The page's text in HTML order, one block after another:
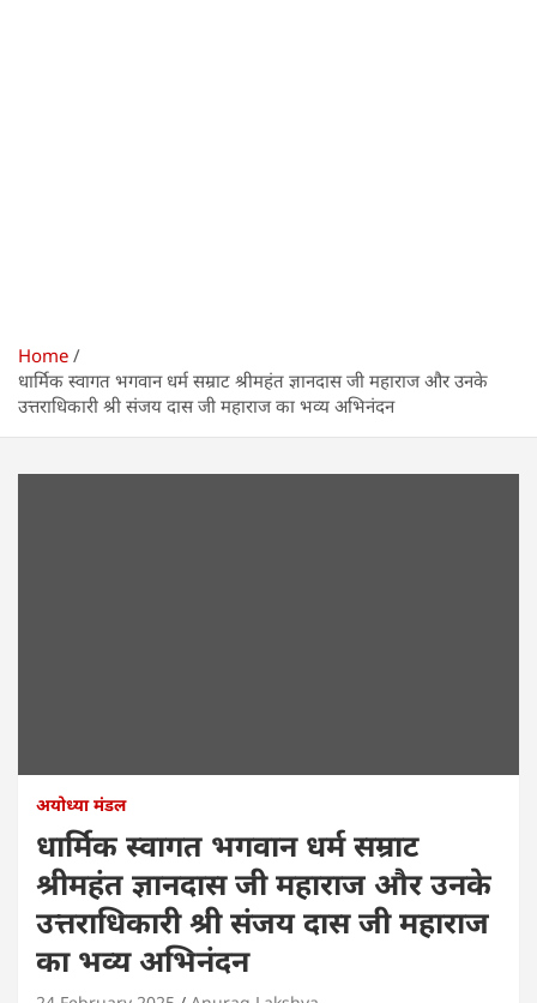
Home
धार्मिक स्वागत भगवान धर्म सम्राट श्रीमहंत ज्ञानदास जी महाराज और उनके
उत्तराधिकारी श्री संजय दास जी महाराज का भव्य अभिनंदन
अयोध्या मंडल
धार्मिक स्वागत भगवान धर्म सम्राट
श्रीमहंत ज्ञानदास जी महाराज और उनके
उत्तराधिकारी श्री संजय दास जी महाराज
का भव्य अभिनंदन